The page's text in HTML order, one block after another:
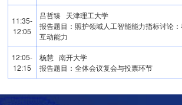
11:35-
12:05
吕哲臻 天津理工大学
报告题目：照护领域人工智能能力指标讨论
互动能力
12:05-
12:15
杨慧 南开大学
报告题目：全体会议复会与投票环节